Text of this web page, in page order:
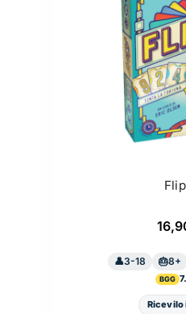
3-18 8+
BGG
Ricevilo